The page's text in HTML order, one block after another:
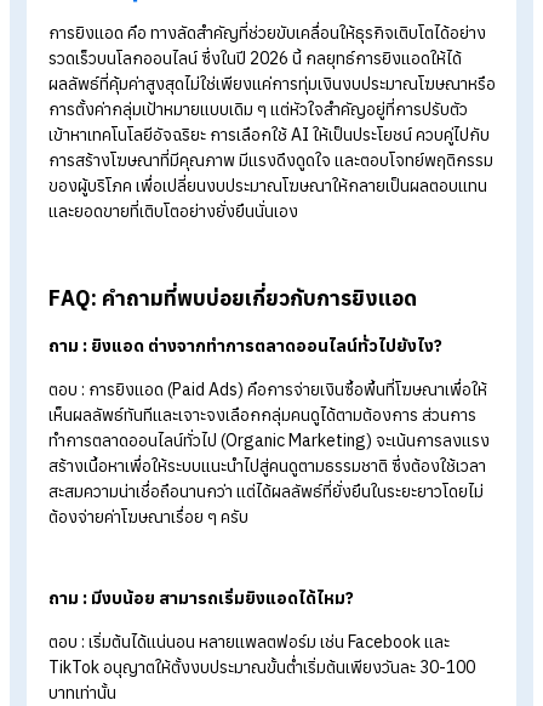
พฤติกรรมของคนยุคนี้ไถหน้าจอไวมาก เนื้อหาในคลิปวิดีโอต้อง
กระชับ เข้าใจง่าย และต้องมี "Hook" หรือคำเปิดประโยคที่สามารถ
หยุดความสนใจของผู้ชมได้ทันทีภายใน 3 วินาทีแรก ก่อนที่พวกเขา
กดปัดผ่านโฆษณาของคุณไป
4. อย่าลืมใส่ Call-to-Action (CTA) ที่ทรงพลัง
แล้วไม่รู้ว่าต้องทำอะไรต่อ ทุกชิ้นงานโฆษณาจำเป็นต้องมี Call-
"ลงทะเบียนรับสิทธิ์ด่วน" หรือ "ทดลองใช้งานฟรี" เพื่อกระตุ้นให้เกิ
การคลิก
5. ปรับเปลี่ยนมุมมองและวิธีการวัดผลลัพธ์
การวัดผลความคุ้มค่าของการยิงแอดในยุคนี้ ไม่ควรดูจากตัวเลขย
ข้อมูลจากหลังบ้านของธุรกิจ เช่น ยอดขายจริงในระบบ CRM, ยอ
สั่งซื้อรวมบนเว็บไซต์ หรือยอดขายใน Social Commerce มาวิเคร
ร่วมด้วย เพื่อให้เห็นภาพรวมของผลตอบแทนจากการลงทุนที่แท้จ